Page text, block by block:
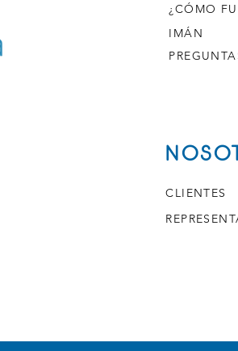
¿CÓMO
IMÁN
CLIENTES